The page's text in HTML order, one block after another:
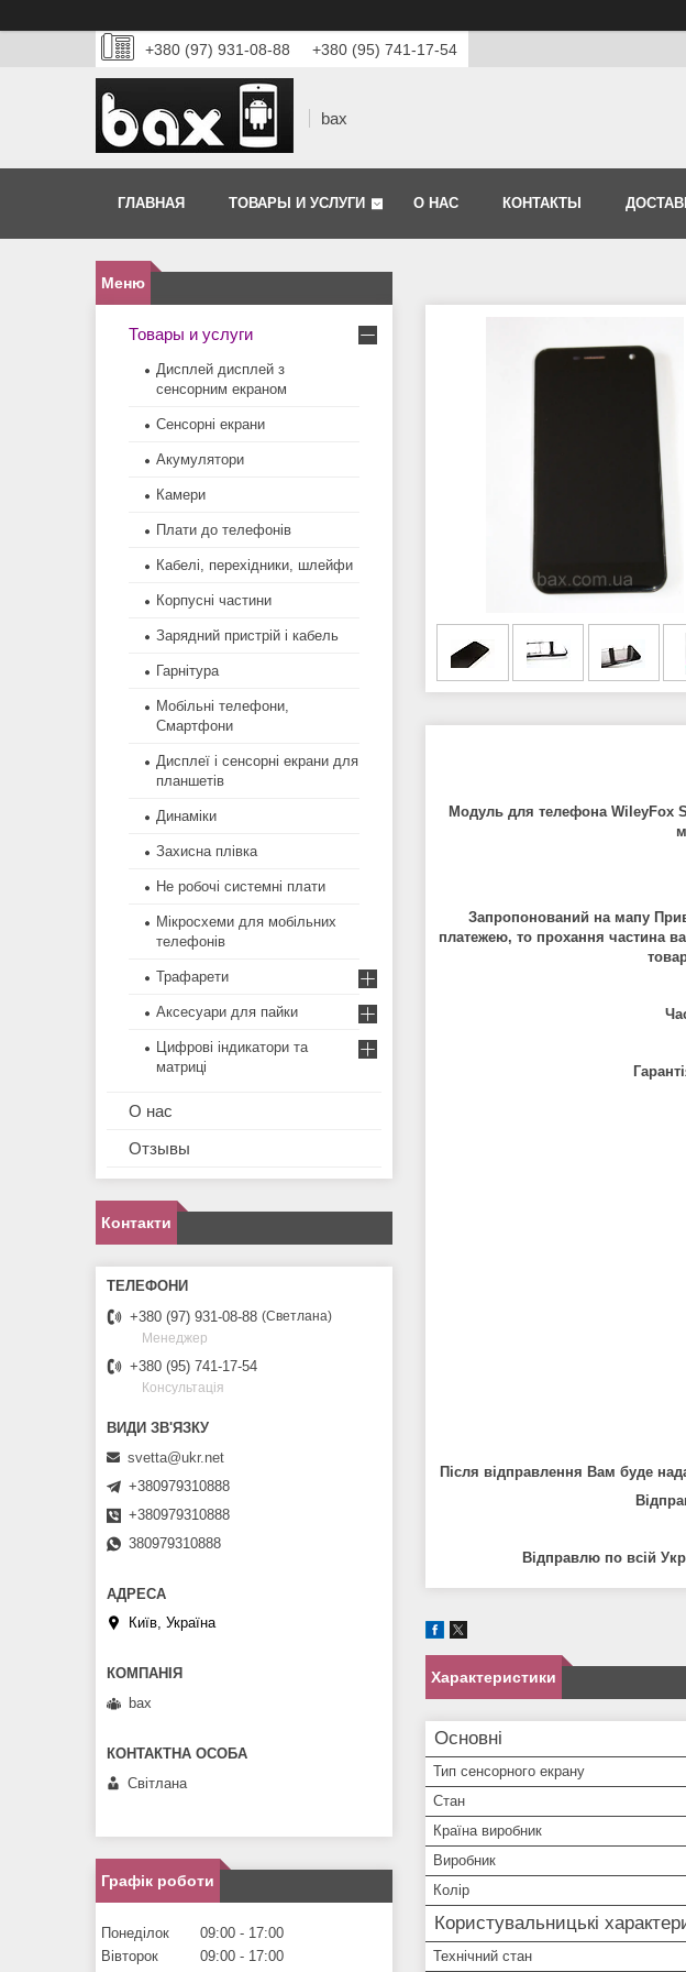
+380 (97) 931-08-88 +380 (95) 741-17-54
bax
ГЛАВНАЯ ТОВАРЫ И УСЛУГИ О НАС КОНТАКТЫ
Модуль для телефона WileyFox
Запропонований на мапу
платежею, то прохання частина
Після відправлення Вам буде
Відправлю по всій
Характеристики
Основні
Тип сенсорного екрану
Стан
Країна виробник
Виробник
Колір
Користувальницькі
Технічний стан
Товары и услуги
Дисплей дисплей з
сенсорним екраном
Сенсорні екрани
Акумулятори
Камери
Плати до телефонів
Кабелі, перехідники, шлейфи
Корпусні частини
Зарядний пристрій і кабель
Гарнітура
Мобільні телефони,
Смартфони
Дисплеї і сенсорні екрани для
планшетів
Динаміки
Захисна плівка
Не робочі системні плати
Мікросхеми для мобільних
телефонів
Трафарети
Аксесуари для пайки
Цифрові індикатори та
матриці
О нас
Отзывы
Контакти
+380 (97) 931-08-88 Светлана
Менеджер
+380 (95) 741-17-54
Консультація
svetta@ukr.net
+380979310888
+380979310888
380979310888
Київ, Україна
bax
Світлана
Графік роботи
Понеділок 09:00
17:00
Вівторок
09:00
17:00